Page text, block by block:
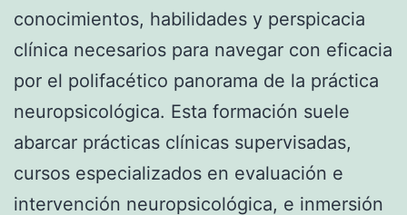
conocimientos, habilidades y perspicacia
clínica necesarios para navegar con eficacia
por el polifacético panorama de la práctica
neuropsicológica. Esta formación suele
abarcar prácticas clínicas supervisadas,
cursos especializados en evaluación e
intervención neuropsicológica, e inmersión